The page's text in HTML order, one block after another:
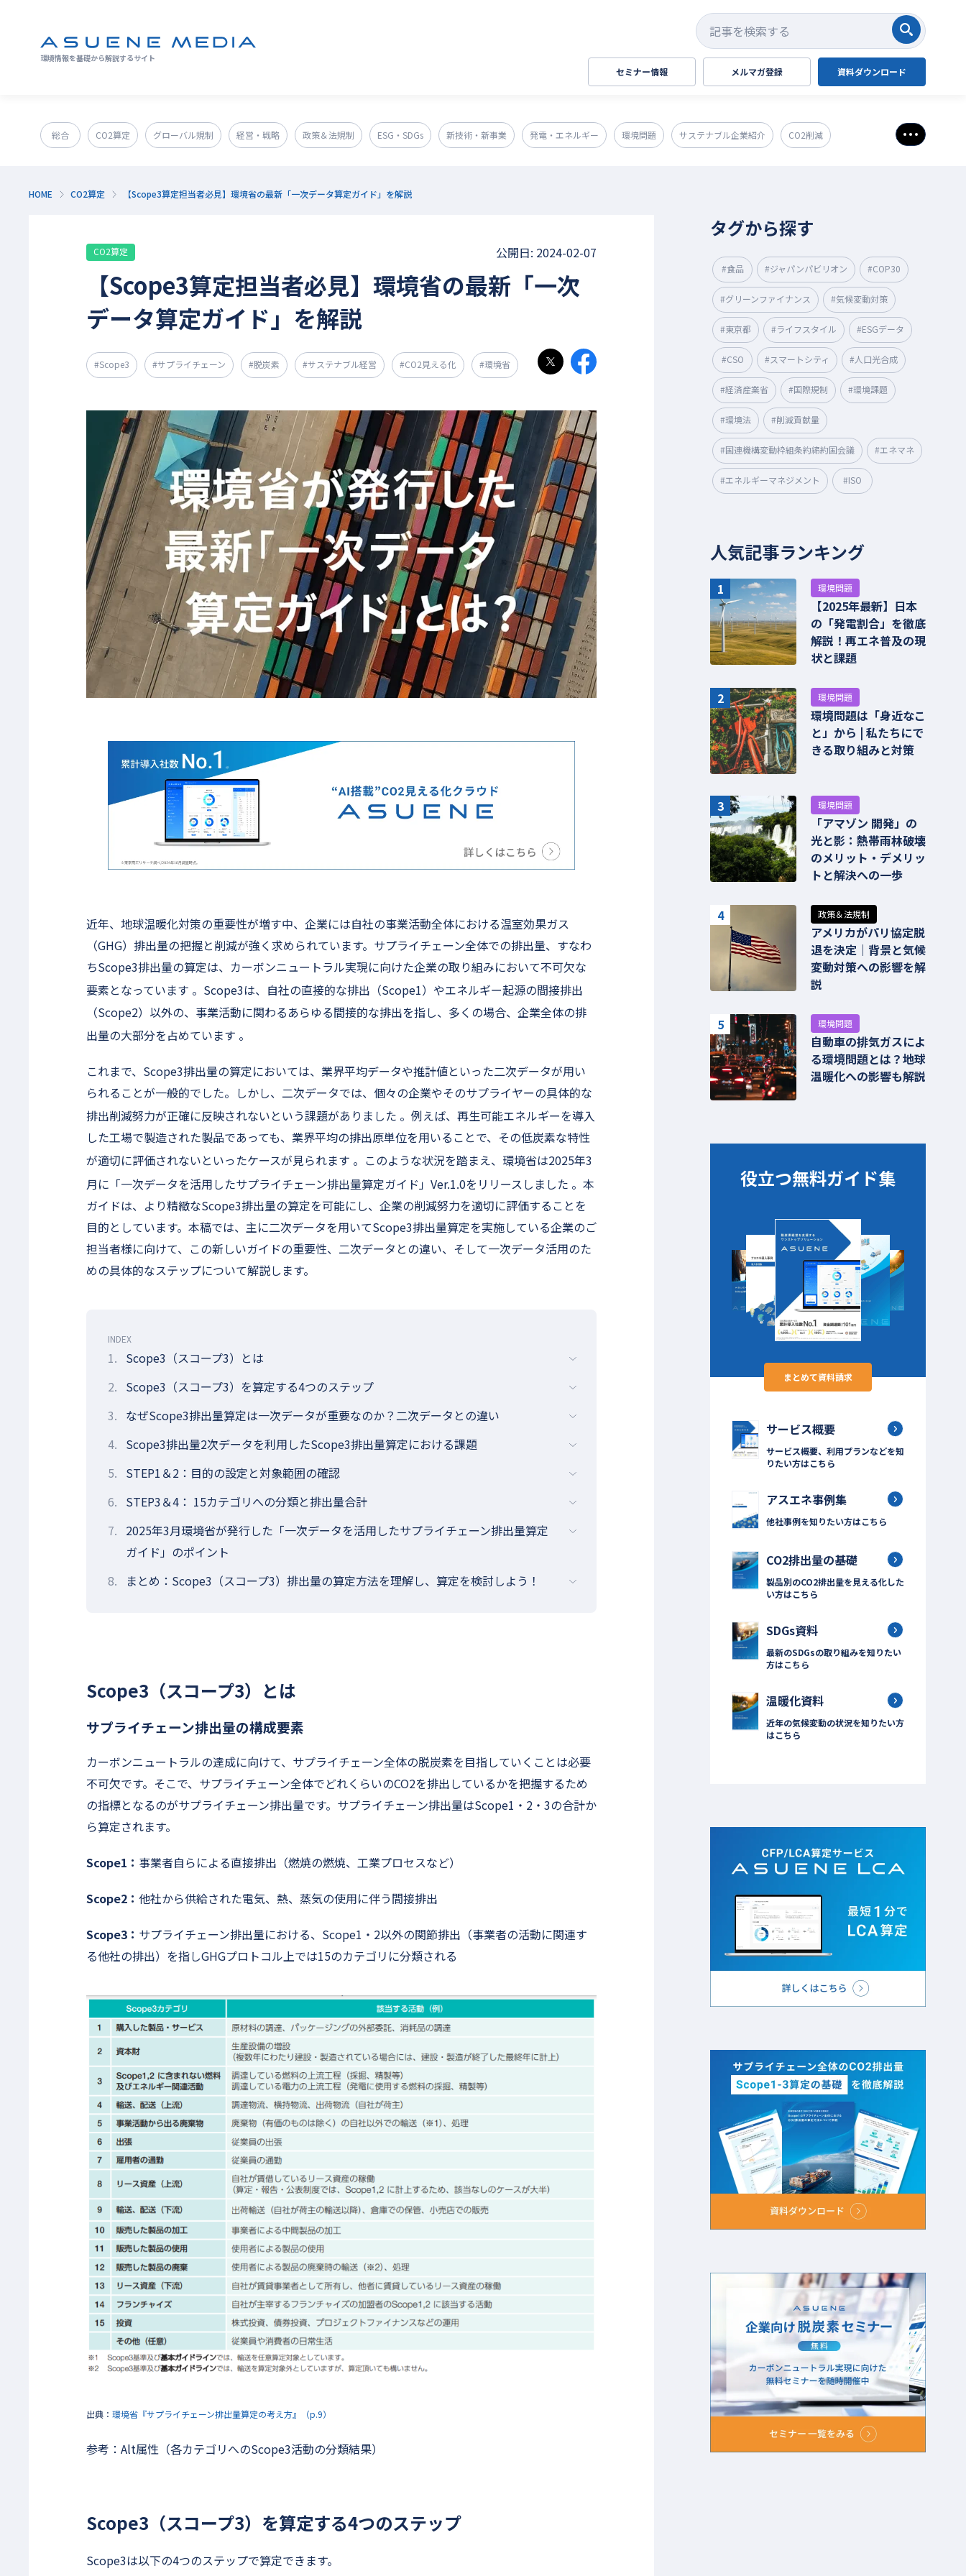
環境情報を基礎から解説するサイト
検索する
セミナー情報 メルマガ登録 資料ダウンロード
総合 CO2算定 グローバル規制 経営・戦略 政策＆法規制 ESG・SDGs 新技術・新事業 発電・エネルギー 環境問題 サステナブル企業紹介 CO2削減
さらに表
HOME CO2算定 【Scope3算定担当者必見】環境省の最新「一次データ算定ガイド」を解説
CO2算定 公開日: 2024-02-07
【Scope3算定担当者必見】環境省の最新「一次
データ算定ガイド」を解説
#Scope3 #サプライチェーン #脱炭素 #サステナブル経営 #CO2見える化 #環境省
近年、地球温暖化対策の重要性が増す中、企業には自社の事業活動全体における温室効果ガス
（GHG）排出量の把握と削減が強く求められています。サプライチェーン全体での排出量、すなわ
ちScope3排出量の算定は、カーボンニュートラル実現に向けた企業の取り組みにおいて不可欠な
要素となっています 。Scope3は、自社の直接的な排出（Scope1）やエネルギー起源の間接排出
（Scope2）以外の、事業活動に関わるあらゆる間接的な排出を指し、多くの場合、企業全体の排
出量の大部分を占めています 。
これまで、Scope3排出量の算定においては、業界平均データや推計値といった二次データが用い
られることが一般的でした。しかし、二次データでは、個々の企業やそのサプライヤーの具体的な
排出削減努力が正確に反映されないという課題がありました 。例えば、再生可能エネルギーを導入
した工場で製造された製品であっても、業界平均の排出原単位を用いることで、その低炭素な特性
が適切に評価されないといったケースが見られます 。このような状況を踏まえ、環境省は2025年3
月に「一次データを活用したサプライチェーン排出量算定ガイド」Ver.1.0をリリースしました 。本
ガイドは、より精緻なScope3排出量の算定を可能にし、企業の削減努力を適切に評価することを
目的としています。本稿では、主に二次データを用いてScope3排出量算定を実施している企業のご
担当者様に向けて、この新しいガイドの重要性、二次データとの違い、そして一次データ活用のた
めの具体的なステップについて解説します。
INDEX
1. Scope3（スコープ3）とは
2. Scope3（スコープ3）を算定する4つのステップ
3. なぜScope3排出量算定は一次データが重要なのか？二次データとの違い
4. Scope3排出量2次データを利用したScope3排出量算定における課題
5. STEP1＆2：目的の設定と対象範囲の確認
6. STEP3＆4： 15カテゴリへの分類と排出量合計
7. 2025年3月環境省が発行した「一次データを活用したサプライチェーン排出量算定
ガイド」のポイント
8.
まとめ：Scope3（スコープ3）排出量の算定方法を理解し、算定を検討しよう！
Scope3（スコープ3）とは
サプライチェーン排出量の構成要素
カーボンニュートラルの達成に向けて、サプライチェーン全体の脱炭素を目指していくことは必要
不可欠です。そこで、サプライチェーン全体でどれくらいのCO2を排出しているかを把握するため
の指標となるのがサプライチェーン排出量です。サプライチェーン排出量はScope1・2・3の合計か
ら算定されます。
Scope1： 事業者自らによる直接排出（燃焼の燃焼、工業プロセスなど）
Scope2： 他社から供給された電気、熱、蒸気の使用に伴う間接排出
Scope3： サプライチェーン排出量における、Scope1・2以外の関節排出（事業者の活動に関連す
る他社の排出）を指しGHGプロトコル上では15のカテゴリに分類される
出典： 環境省『サプライチェーン排出量算定の考え方』（p.9）
参考：Alt属性（各カテゴリへのScope3活動の分類結果）
Scope3（スコープ3）を算定する4つのステップ
Scope3は以下の4つのステップで算定できます。
タグから探す
#食品 #ジャパンパビリオン #COP30
#グリーンファイナンス #気候変動対策
#東京都 #ライフスタイル #ESGデータ
#CSO #スマートシティ #人口光合成
#経済産業省 #国際規制 #環境課題
#環境法 #削減貢献量
#国連機構変動枠組条約締約国会議 #エネマネ
#エネルギーマネジメント #ISO
人気記事ランキング
1 環境問題
【2025年最新】日本
の「発電割合」を徹底
解説！再エネ普及の現
状と課題
2 環境問題
環境問題は「身近なこ
と」から | 私たちにで
きる取り組みと対策
3 環境問題
「アマゾン 開発」の
光と影：熱帯雨林破壊
のメリット・デメリッ
トと解決への一歩
4 政策＆法規制
アメリカがパリ協定脱
退を決定｜背景と気候
変動対策への影響を解
説
5 環境問題
自動車の排気ガスによ
る環境問題とは？地球
温暖化への影響も解説
役立つ無料ガイド集​​
まとめて資料請求
サービス概要
サービス概要、利用プランなどを知
りたい方はこちら
アスエネ事例集
他社事例を知りたい方はこちら
CO2排出量の基礎
製品別のCO2排出量を見える化した
い方はこちら
SDGs資料
最新のSDGsの取り組みを知りたい
方はこちら
温暖化資料
近年の気候変動の状況を知りたい方
はこちら